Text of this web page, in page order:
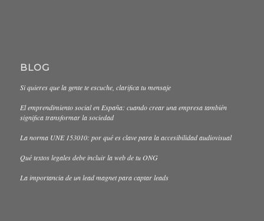
BLOG
Si quieres que la gente te escuche, clarifica tu mensaje
El emprendimiento social en España: cuando crear una empresa también
significa transformar la sociedad
La norma UNE 153010: por qué es clave para la accesibilidad audiovisual
Qué textos legales debe incluir la web de tu ONG
La importancia de un lead magnet para captar leads